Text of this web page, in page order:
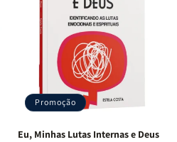
Promoção
Eu, Minhas Lutas Internas e Deus